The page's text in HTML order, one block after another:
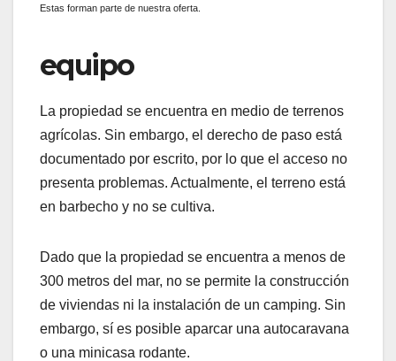
Estas forman parte de nuestra oferta.
equipo
La propiedad se encuentra en medio de terrenos
agrícolas. Sin embargo, el derecho de paso está
documentado por escrito, por lo que el acceso no
presenta problemas. Actualmente, el terreno está
en barbecho y no se cultiva.
Dado que la propiedad se encuentra a menos de
300 metros del mar, no se permite la construcción
de viviendas ni la instalación de un camping. Sin
embargo, sí es posible aparcar una autocaravana
o una minicasa rodante.